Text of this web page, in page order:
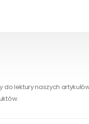
do lektury naszych